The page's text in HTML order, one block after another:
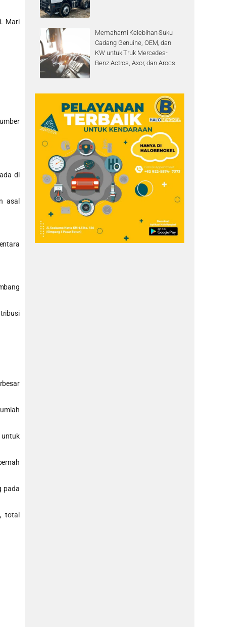
Mari
di
asal
untuk
pada
total
Memahami Kelebihan Suku
Cadang Genuine, OEM, dan
KW untuk Truk Mercedes-
Benz Actros, Axor, dan Arocs